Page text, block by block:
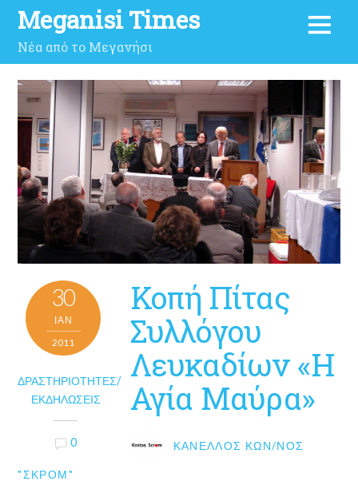
Meganisi Times
Νέα από το Μεγανήσι
30
ΙΑΝ
2011
ΔΡΑΣΤΗΡΙΌΤΗΤΕΣ/
ΕΚΔΗΛΏΣΕΙΣ
0
Κοπή Πίτας
Συλλόγου
Λευκαδίων «Η
Αγία Μαύρα»
ΚΑΝΈΛΛΟΣ ΚΩΝ/ΝΟΣ
"ΣΚΡΟΜ"